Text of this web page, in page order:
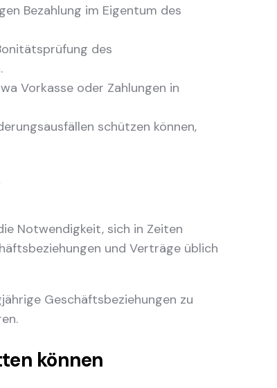
Bezahlung im Eigentum des
des
Vorkasse oder Zahlungen in
schützen können,
Notwendigkeit, sich in Zeiten
und Verträge üblich
Geschäftsbeziehungen zu
können